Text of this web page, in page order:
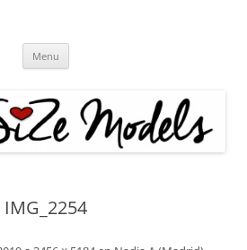
Models
Menu
IMG_2254